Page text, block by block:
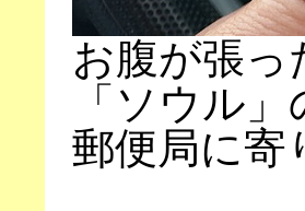
お腹が張っ
「ソウル
郵便局に寄